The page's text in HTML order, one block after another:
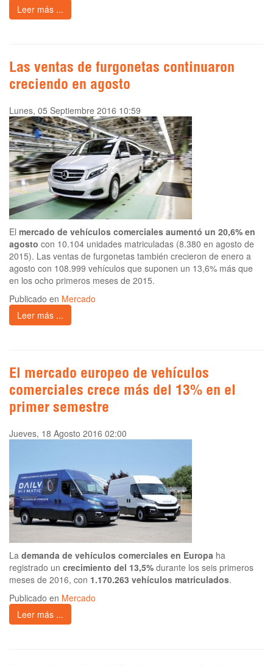
Leer más ...
Las ventas de furgonetas continuaron
creciendo en agosto
Lunes, 05 Septiembre 2016 10:59
El mercado de vehículos comerciales aumentó un 20,6% en
agosto con 10.104 unidades matriculadas (8.380 en agosto de
2015). Las ventas de furgonetas también crecieron de enero a
agosto con 108.999 vehículos que suponen un 13,6% más que
en los ocho primeros meses de 2015.
Publicado en Mercado
Leer más ...
El mercado europeo de vehículos
comerciales crece más del 13% en el
primer semestre
Jueves, 18 Agosto 2016 02:00
La demanda de vehículos comerciales en Europa ha
registrado un crecimiento del 13,5% durante los seis primeros
meses de 2016, con 1.170.263 vehículos matriculados.
Publicado en Mercado
Leer más ...